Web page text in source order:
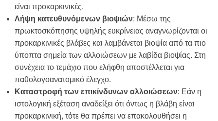
είναι προκαρκινικές.
Λήψη κατευθυνόμενων βιοψιών: Μέσω της
πρωκτοσκόπησης υψηλής ευκρίνειας αναγνωρίζονται οι
προκαρκινικές βλάβες και λαμβάνεται βιοψία από τα πιο
ύποπτα σημεία των αλλοιώσεων με λαβίδα βιοψίας. Στη
συνέχεια το τεμάχιο που ελήφθη αποστέλλεται για
παθολογοανατομικό έλεγχο.
Καταστροφή των επικίνδυνων αλλοιώσεων: Εάν η
ιστολογική εξέταση αναδείξει ότι όντως η βλάβη είναι
προκαρκινική, τότε θα πρέπει να επακολουθήσει η